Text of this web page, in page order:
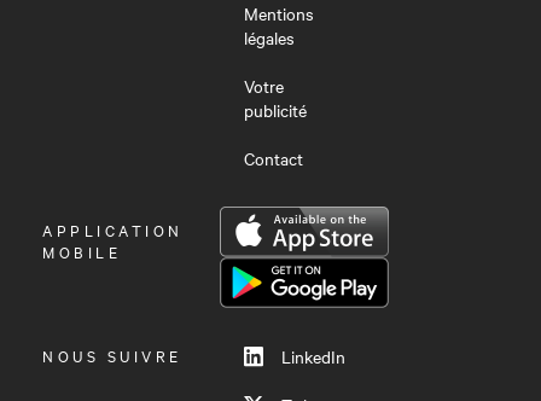
Mentions
légales
Votre
publicité
Contact
OUVRIR
LE
APPLICATION
MOBILE
NOUS SUIVRE
LinkedIn